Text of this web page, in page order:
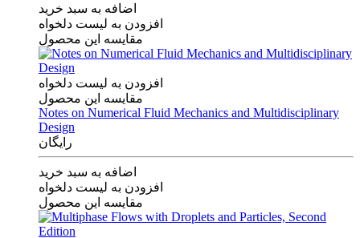
اضافه به سبد خرید
افزودن به لیست دلخواه
مقایسه این محصول
افزودن به لیست دلخواه
مقایسه این محصول
Notes on Numerical Fluid Mechanics and Multidisciplinary
Design
رایگان
اضافه به سبد خرید
افزودن به لیست دلخواه
مقایسه این محصول